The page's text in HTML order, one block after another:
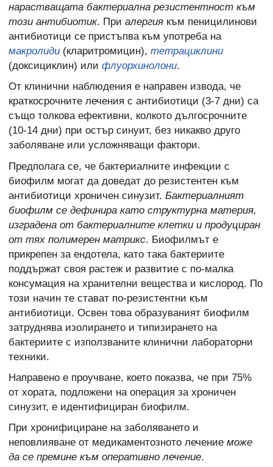
нарастващата бактериална резистентност към
този антибиотик. При алергия към пеницилинови
антибиотици се пристъпва към употреба на
макролиди (кларитромицин), тетрациклини
(доксициклин) или флуорхинолони.
От клинични наблюдения е направен извода, че
краткосрочните лечения с антибиотици (3-7 дни) са
също толкова ефективни, колкото дългосрочните
(10-14 дни) при остър синуит, без никакво друго
заболяване или усложняващи фактори.
Предполага се, че бактериалните инфекции с
биофилм могат да доведат до резистентен към
антибиотици хроничен синузит. Бактериалният
биофилм се дефинира като структурна материя,
изградена от бактериалните клетки и продуциран
от тях полимерен матрикс. Биофилмът е
прикрепен за ендотела, като така бактериите
поддържат своя растеж и развитие с по-малка
консумация на хранителни вещества и кислород. По
този начин те стават по-резистентни към
антибиотици. Освен това образуваният биофилм
затруднява изолирането и типизирането на
бактериите с използваните клинични лабораторни
техники.
Направено е проучване, което показва, че при 75%
от хората, подложени на операция за хроничен
синузит, е идентифициран биофилм.
При хронифициране на заболяването и
неповлияване от медикаментозното лечение може
да се премине към оперативно лечение.